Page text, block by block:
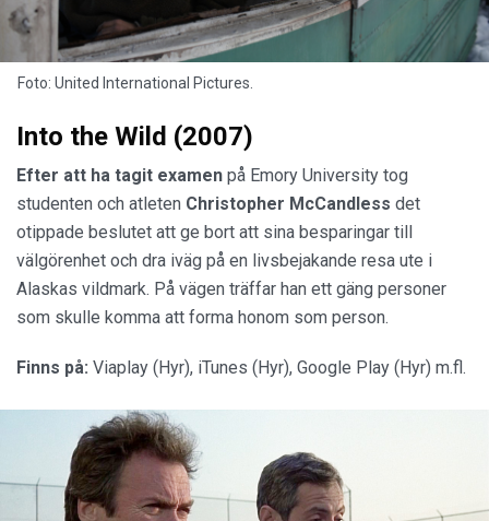
Foto: United International Pictures.
Into the Wild (2007)
Efter att ha tagit examen på Emory University tog
studenten och atleten Christopher McCandless det
otippade beslutet att ge bort att sina besparingar till
välgörenhet och dra iväg på en livsbejakande resa ute i
Alaskas vildmark. På vägen träffar han ett gäng personer
som skulle komma att forma honom som person.
Finns på: Viaplay (Hyr), iTunes (Hyr), Google Play (Hyr) m.fl.